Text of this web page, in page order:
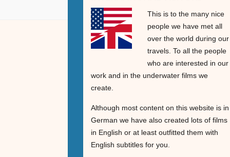
This is to the many nice
people we have met all
over the world during our
travels. To all the people
who are interested in our
work and in the underwater films we
create.
Although most content on this website is in
German we have also created lots of films
in English or at least outfitted them with
English subtitles for you.